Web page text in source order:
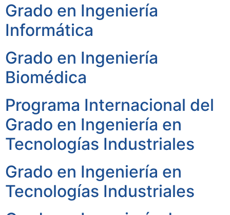
Grado en Ingeniería
Informática
Grado en Ingeniería
Biomédica
Programa Internacional del
Grado en Ingeniería en
Tecnologías Industriales
Grado en Ingeniería en
Tecnologías Industriales